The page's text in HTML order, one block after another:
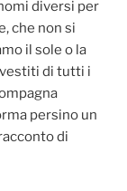
nomi diversi per
che non si
il sole o la
vestiti di tutti i
persino un
di